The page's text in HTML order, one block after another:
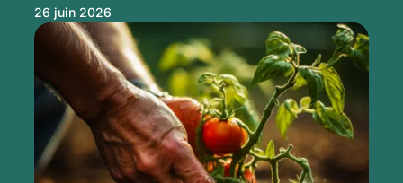
26 juin 2026